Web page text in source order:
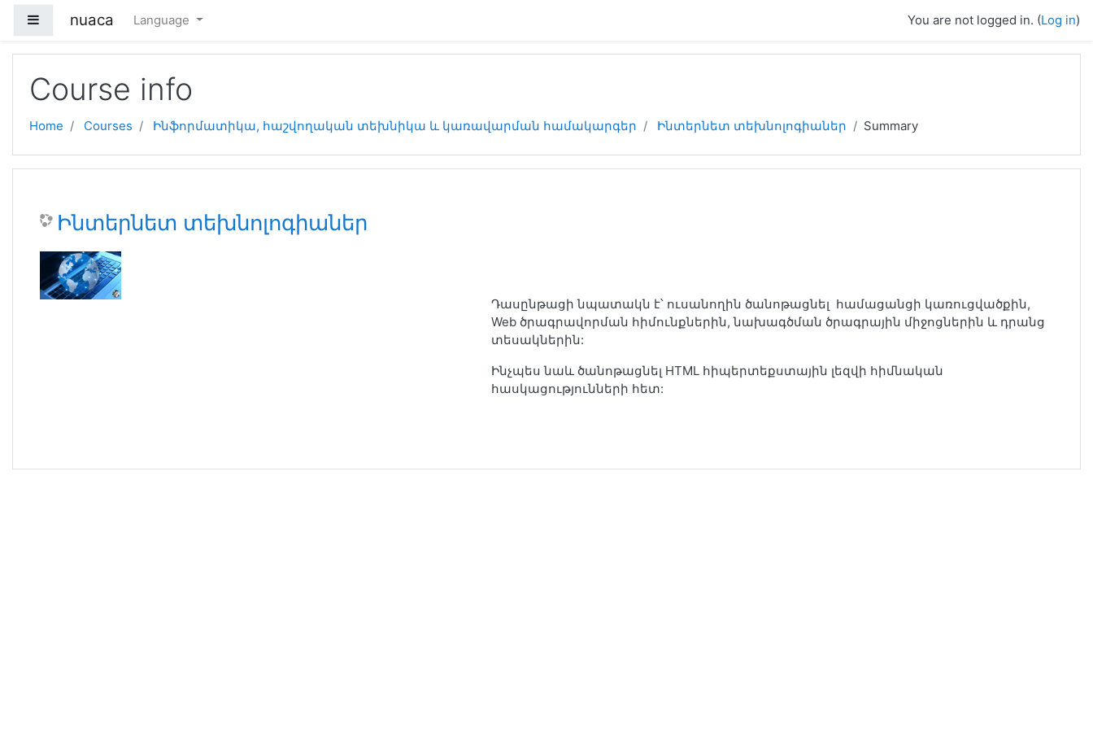
Side panel
nuaca Language You are not logged in. (Log in)
Course info
Home Courses Ինֆորմատիկա, հաշվողական տեխնիկա և կառավարման համակարգեր Ինտերնետ տեխնոլոգիաներ Summary
Ինտերնետ տեխնոլոգիաներ
Դասընթացի նպատակն է՝ ուսանողին ծանոթացնել համացանցի կառուցվածքին,
Web ծրագրավորման հիմունքներին, նախագծման ծրագրային միջոցներին և դրանց
տեսակներին:
Ինչպես նաև ծանոթացնել HTML հիպերտեքստային լեզվի հիմնական
հասկացությունների հետ: